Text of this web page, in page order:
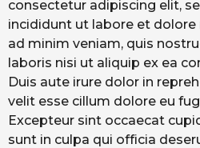
consectetur adipiscing elit,
incididunt ut labore et dolore
ad minim veniam, quis
laboris nisi ut aliquip ex ea
Duis aute irure dolor in
velit esse cillum dolore eu
Excepteur sint occaecat
sunt in culpa qui officia